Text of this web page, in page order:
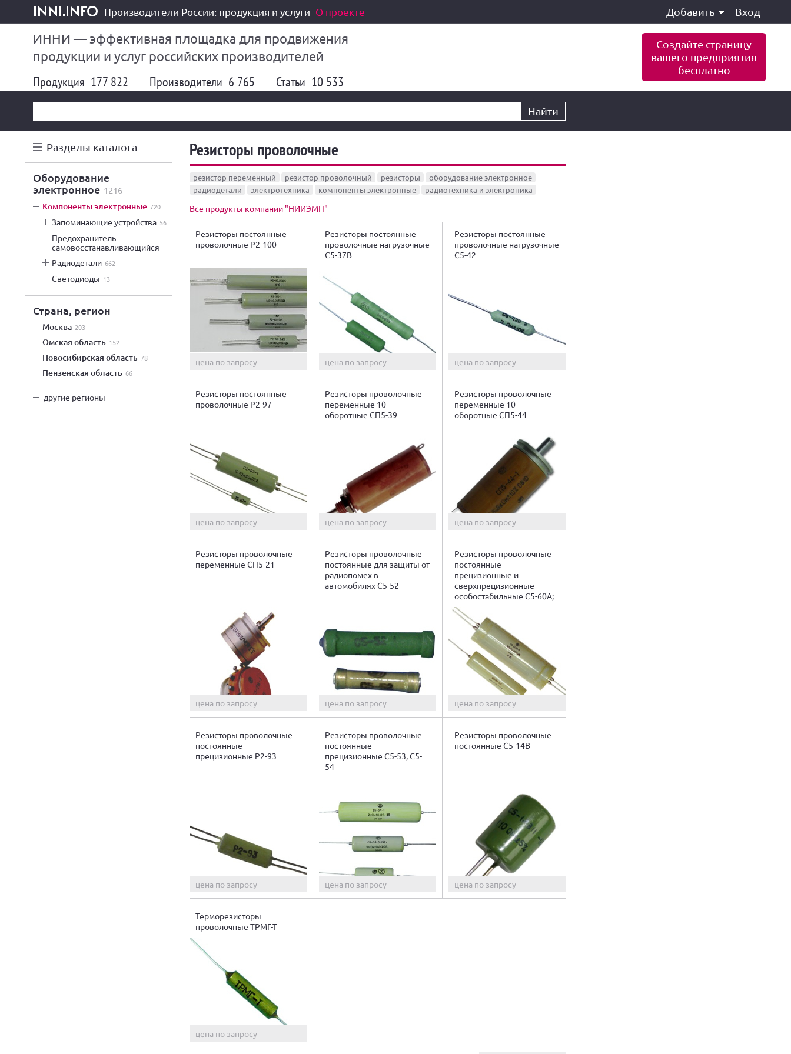
inni.info
Производители России: продукция и услуги О проекте Добавить Вход
ИННИ — эффективная площадка для продвижения
продукции и услуг российских производителей
Создайте страницу
вашего предприятия
бесплатно
Продукция 177 822 Производители 6 765 Статьи 10 533
Найти
Разделы каталога
оборудование
электронное 1216
компоненты электронные 720
запоминающие устройства 56
предохранитель
самовосстанавливающийся
радиодетали 662
светодиоды 13
Страна, регион
Москва 203
Омская область 152
Новосибирская область 78
Пензенская область 66
другие регионы
Резисторы проволочные
резистор переменный резистор проволочный резисторы
оборудование электронное
радиодетали
электротехника компоненты электронные радиотехника и электроника
Все продукты компании "НИИЭМП"
Резисторы постоянные
проволочные Р2-100
цена по запросу
Резисторы постоянные
проволочные нагрузочные
С5-37В
цена по запросу
Резисторы постоянные
проволочные нагрузочные
С5-42
цена по запросу
Резисторы постоянные
проволочные Р2-97
цена по запросу
Резисторы проволочные
переменные 10-
оборотные СП5-39
цена по запросу
Резисторы проволочные
переменные 10-
оборотные СП5-44
цена по запросу
Резисторы проволочные
переменные СП5-21
цена по запросу
Резисторы проволочные
постоянные для защиты от
радиопомех в
автомобилях С5-52
цена по запросу
Резисторы проволочные
постоянные
прецизионные и
сверхпрецизионные
особостабильные С5-60А;
В; В1; Д
цена по запросу
Резисторы проволочные
постоянные
прецизионные Р2-93
цена по запросу
Резисторы проволочные
постоянные
прецизионные С5-53, С5-
54
цена по запросу
Резисторы проволочные
постоянные С5-14B
цена по запросу
Терморезисторы
проволочные ТРМГ-Т
цена по запросу